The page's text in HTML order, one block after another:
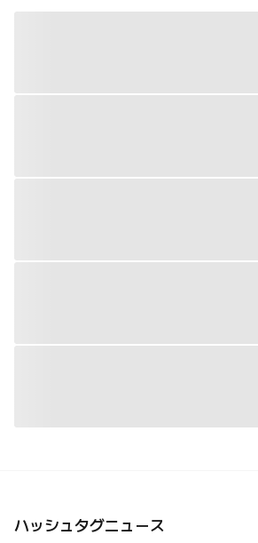
ハッシュタグニュース